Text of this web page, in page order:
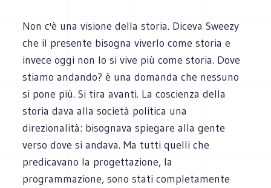
Non c'è una visione della storia. Diceva Sweezy
che il presente bisogna viverlo come storia e
invece oggi non lo si vive più come storia. Dove
stiamo andando? è una domanda che nessuno
si pone più. Si tira avanti. La coscienza della
storia dava alla società politica una
direzionalità: bisognava spiegare alla gente
verso dove si andava. Ma tutti quelli che
predicavano la progettazione, la
programmazione, sono stati completamente